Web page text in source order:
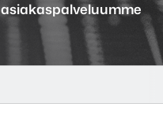
asiakaspalveluumme